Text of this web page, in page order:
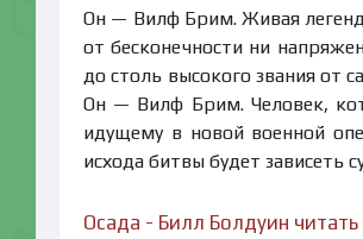
Он — Вилф Брим. Живая
от бесконечности ни
до столь высокого звания
Он — Вилф Брим. Человек,
идущему в новой военной
исхода битвы будет зависеть
Осада - Билл Болдуин